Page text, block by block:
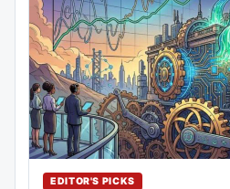
EDITOR'S PICKS